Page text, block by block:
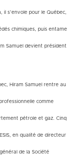
s’envole pour le Québec,
chimiques, puis entame
Samuel devient président
Hiram Samuel rentre au
comme
pétrole et gaz. Cinq
en qualité de directeur
de la Société